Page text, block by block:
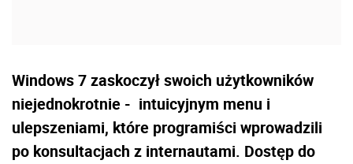
Windows 7 zaskoczył swoich użytkowników
niejednokrotnie - intuicyjnym menu i
ulepszeniami, które programiści wprowadzili
po konsultacjach z internautami. Dostęp do